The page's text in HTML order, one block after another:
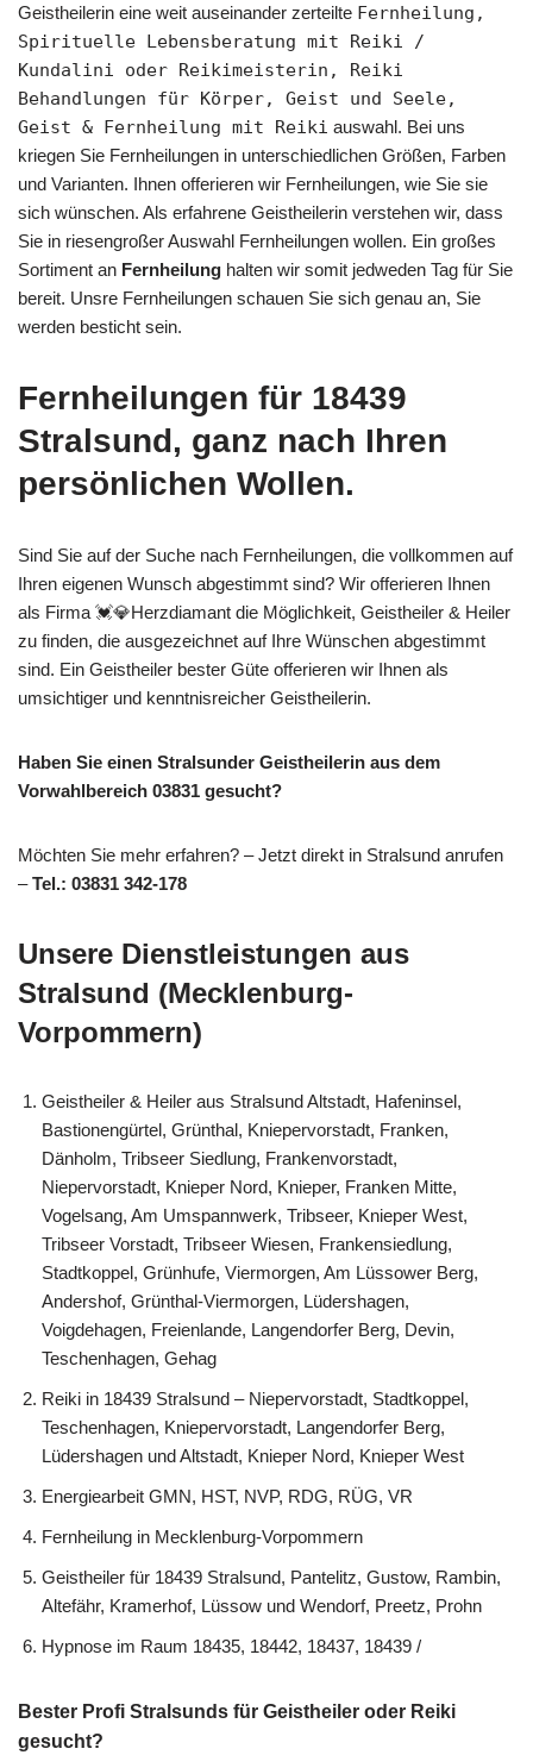
Geistheilerin eine weit auseinander zerteilte Fernheilung,
Spirituelle Lebensberatung mit Reiki /
Kundalini oder Reikimeisterin, Reiki
Behandlungen für Körper, Geist und Seele,
Geist & Fernheilung mit Reiki auswahl. Bei uns
kriegen Sie Fernheilungen in unterschiedlichen Größen, Farben
und Varianten. Ihnen offerieren wir Fernheilungen, wie Sie sie
sich wünschen. Als erfahrene Geistheilerin verstehen wir, dass
Sie in riesengroßer Auswahl Fernheilungen wollen. Ein großes
Sortiment an Fernheilung halten wir somit jedweden Tag für Sie
bereit. Unsre Fernheilungen schauen Sie sich genau an, Sie
werden besticht sein.
Fernheilungen für 18439
Stralsund, ganz nach Ihren
persönlichen Wollen.
Sind Sie auf der Suche nach Fernheilungen, die vollkommen auf
Ihren eigenen Wunsch abgestimmt sind? Wir offerieren Ihnen
als Firma 💓️💎Herzdiamant die Möglichkeit, Geistheiler & Heiler
zu finden, die ausgezeichnet auf Ihre Wünschen abgestimmt
sind. Ein Geistheiler bester Güte offerieren wir Ihnen als
umsichtiger und kenntnisreicher Geistheilerin.
Haben Sie einen Stralsunder Geistheilerin aus dem
Vorwahlbereich 03831 gesucht?
Möchten Sie mehr erfahren? – Jetzt direkt in Stralsund anrufen
–Tel.: 03831 342-178
Unsere Dienstleistungen aus
Stralsund (Mecklenburg-
Vorpommern)
Geistheiler & Heiler aus Stralsund Altstadt, Hafeninsel,
Bastionengürtel, Grünthal, Kniepervorstadt, Franken,
Dänholm, Tribseer Siedlung, Frankenvorstadt,
Niepervorstadt, Knieper Nord, Knieper, Franken Mitte,
Vogelsang, Am Umspannwerk, Tribseer, Knieper West,
Tribseer Vorstadt, Tribseer Wiesen, Frankensiedlung,
Stadtkoppel, Grünhufe, Viermorgen, Am Lüssower Berg,
Andershof, Grünthal-Viermorgen, Lüdershagen,
Voigdehagen, Freienlande, Langendorfer Berg, Devin,
Teschenhagen, Gehag
Reiki in 18439 Stralsund – Niepervorstadt, Stadtkoppel,
Teschenhagen, Kniepervorstadt, Langendorfer Berg,
Lüdershagen und Altstadt, Knieper Nord, Knieper West
Energiearbeit GMN, HST, NVP, RDG, RÜG, VR
Fernheilung in Mecklenburg-Vorpommern
Geistheiler für 18439 Stralsund, Pantelitz, Gustow, Rambin,
Altefähr, Kramerhof, Lüssow und Wendorf, Preetz, Prohn
Hypnose im Raum 18435, 18442, 18437, 18439 /
Bester Profi Stralsunds für Geistheiler oder Reiki
gesucht?